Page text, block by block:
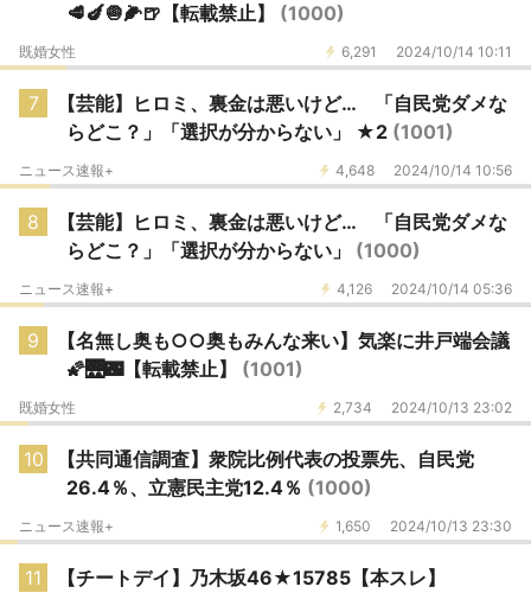
🥩🍆🧅🌽🍺【転載禁止】 (1000)
6,291 2024/10/14 10:11
既婚女性
7
【芸能】ヒロミ、裏金は悪いけど… 「自民党ダメな
らどこ？」「選択が分からない」 ★2 (1001)
4,648 2024/10/14 10:56
ニュース速報+
8
【芸能】ヒロミ、裏金は悪いけど… 「自民党ダメな
らどこ？」「選択が分からない」 (1000)
4,126 2024/10/14 05:36
ニュース速報+
9
【名無し奥も○○奥もみんな来い】気楽に井戸端会議
🌠🌉🌃【転載禁止】 (1001)
2,734 2024/10/13 23:02
既婚女性
10
【共同通信調査】衆院比例代表の投票先、自民党
26.4％、立憲民主党12.4％ (1000)
1,650 2024/10/13 23:30
ニュース速報+
11
【チートデイ】乃木坂46★15785【本スレ】